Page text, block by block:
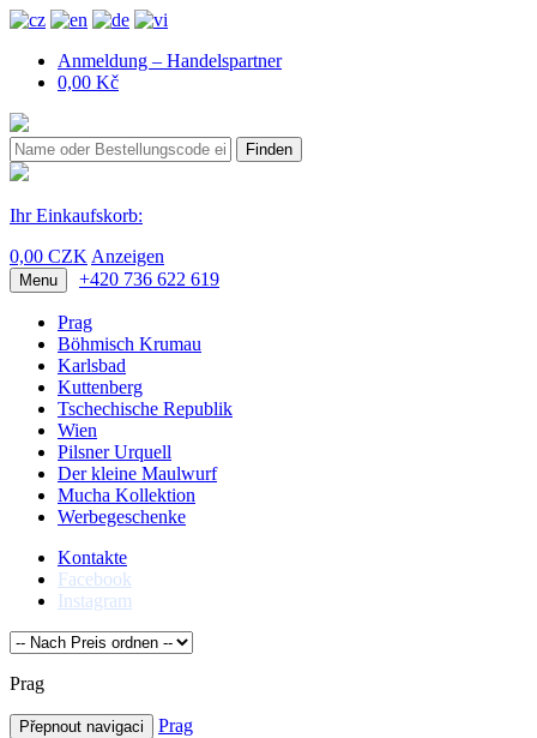
Anmeldung – Handelspartner
0,00 Kč
Finden
Ihr Einkaufskorb:
0,00 CZK Anzeigen
Menu +420 736 622 619
Prag
Böhmisch Krumau
Karlsbad
Kuttenberg
Tschechische Republik
Wien
Pilsner Urquell
Der kleine Maulwurf
Mucha Kollektion
Werbegeschenke
Kontakte
Facebook
Instagram
Prag
Přepnout navigaci
Prag